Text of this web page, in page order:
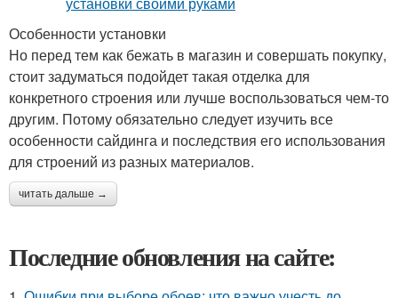
Особенности установки
Но перед тем как бежать в магазин и совершать покупку,
стоит задуматься подойдет такая отделка для
конкретного строения или лучше воспользоваться чем-то
другим. Потому обязательно следует изучить все
особенности сайдинга и последствия его использования
для строений из разных материалов.
читать дальше →
Последние обновления на сайте: